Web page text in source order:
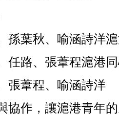
孫葉秋、喻涵詩洋
任路、張葦程滬港
張葦程、喻涵詩洋
協作，讓滬港青年